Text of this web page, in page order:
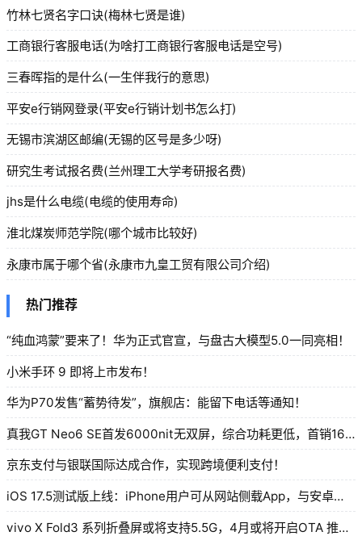
竹林七贤名字口诀(梅林七贤是谁)
工商银行客服电话(为啥打工商银行客服电话是空号)
三春晖指的是什么(一生伴我行的意思)
平安e行销网登录(平安e行销计划书怎么打)
无锡市滨湖区邮编(无锡的区号是多少呀)
研究生考试报名费(兰州理工大学考研报名费)
jhs是什么电缆(电缆的使用寿命)
淮北煤炭师范学院(哪个城市比较好)
永康市属于哪个省(永康市九皇工贸有限公司介绍)
热门推荐
“纯血鸿蒙”要来了！华为正式官宣，与盘古大模型5.0一同亮相！
小米手环 9 即将上市发布！
华为P70发售“蓄势待发”，旗舰店：能留下电话等通知！
真我GT Neo6 SE首发6000nit无双屏，综合功耗更低，首销1699元起！
京东支付与银联国际达成合作，实现跨境便利支付！
iOS 17.5测试版上线：iPhone用户可从网站侧载App，与安卓相似！
vivo X Fold3 系列折叠屏或将支持5.5G，4月或将开启OTA 推送！